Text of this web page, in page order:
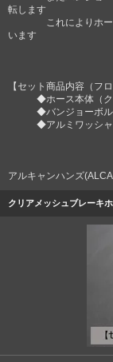
転します
これによりホースや
います
【セット商品内容（フロ
◆ホース本体（クリ
◆バンジョーボル
◆アルミワッシャ
アルキャンハンズ
クリアメッシュブレーキ